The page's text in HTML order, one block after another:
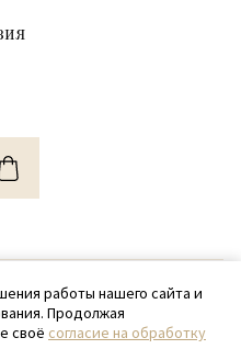
SamPack
97-87
работы нашего сайта и
Продолжая
своё согласие на обработку